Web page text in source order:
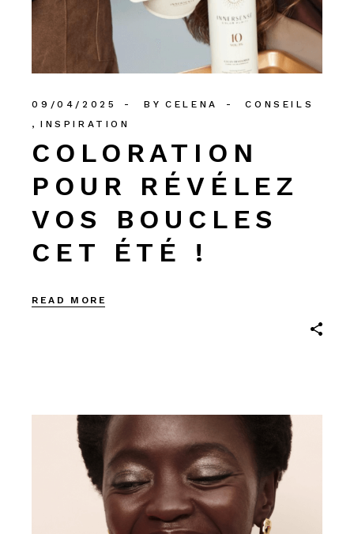
09/04/2025 BY CELENA
CONSEILS
INSPIRATION
COLORATION
POUR RÉVÉLEZ
VOS BOUCLES
CET ÉTÉ !
READ MORE